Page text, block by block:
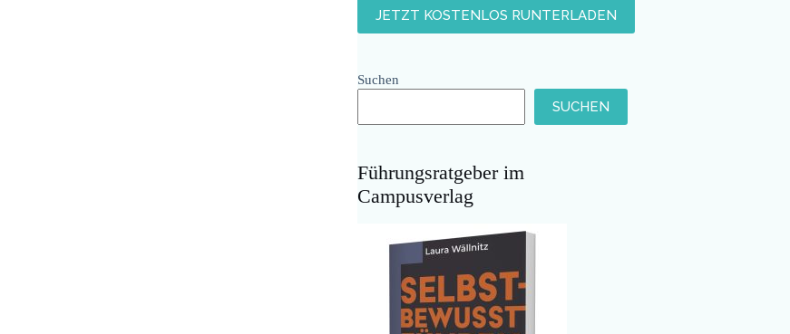
Suchen
SUCHEN
Führungsratgeber im
Campusverlag